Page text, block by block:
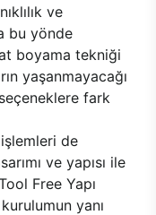
ve
bu yönde
boyama tekniği
yaşanmayacağı
fark
de
ve yapısı ile
Free Yapı
yanı